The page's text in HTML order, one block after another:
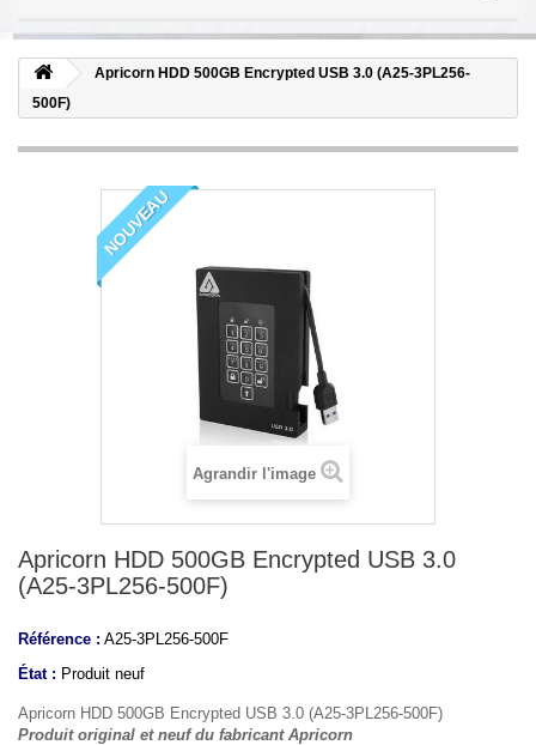
Apricorn HDD 500GB Encrypted USB 3.0 (A25-3PL256-
500F)
NOUVEAU
Agrandir l'image
Apricorn HDD 500GB Encrypted USB 3.0
(A25-3PL256-500F)
Référence : A25-3PL256-500F
État : Produit neuf
Apricorn HDD 500GB Encrypted USB 3.0 (A25-3PL256-500F)
Produit original et neuf du fabricant Apricorn